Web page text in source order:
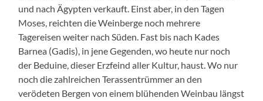
und nach Ägypten verkauft. Einst aber, in den Tagen
Moses, reichten die Weinberge noch mehrere
Tagereisen weiter nach Süden. Fast bis nach Kades
Barnea (Gadis), in jene Gegenden, wo heute nur noch
der Beduine, dieser Erzfeind aller Kultur, haust. Wo nur
noch die zahlreichen Terassentrümmer an den
verödeten Bergen von einem blühenden Weinbau längst